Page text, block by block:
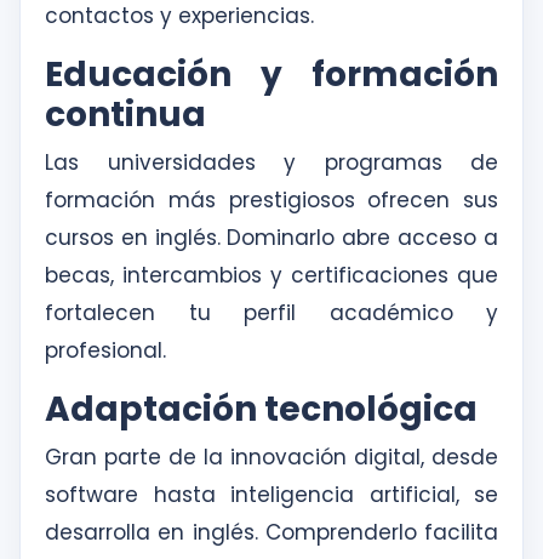
contactos y experiencias.
Educación y formación
continua
Las universidades y programas de
formación más prestigiosos ofrecen sus
cursos en inglés. Dominarlo abre acceso a
becas, intercambios y certificaciones que
fortalecen tu perfil académico y
profesional.
Adaptación tecnológica
Gran parte de la innovación digital, desde
software hasta inteligencia artificial, se
desarrolla en inglés. Comprenderlo facilita